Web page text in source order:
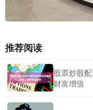
推荐阅读
股票炒股
财富增值